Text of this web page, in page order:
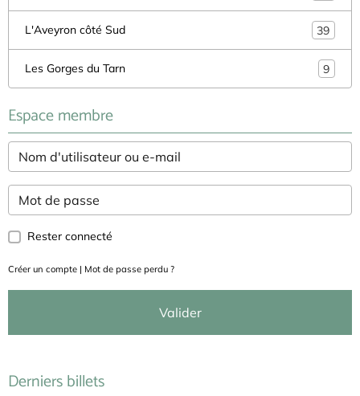
L'Aveyron côté Sud 39
Les Gorges du Tarn 9
Espace membre
Rester connecté
Créer un compte | Mot de passe perdu ?
Valider
Derniers billets